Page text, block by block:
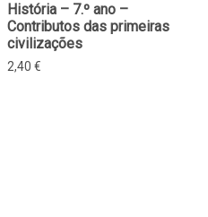
História – 7.º ano –
Contributos das primeiras
civilizações
2,40 €